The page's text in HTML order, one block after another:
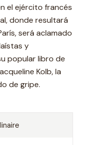
el ejército francés
donde resultará
será aclamado
y
popular libro de
Kolb, la
de gripe.